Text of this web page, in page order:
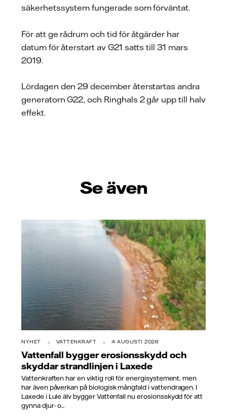
säkerhetssystem fungerade som förväntat.
För att ge rådrum och tid för åtgärder har
datum för återstart av G21 satts till 31 mars
2019.
Lördagen den 29 december återstartas andra
generatorn G22, och Ringhals 2 går upp till halv
effekt.
Se även
NYHET VATTENKRAFT 4 AUGUSTI 2026
Vattenfall bygger erosionsskydd och
skyddar strandlinjen i Laxede
Vattenkraften har en viktig roll för energisystement, men
har även påverkan på biologisk mångfald i vattendragen. I
Laxede i Lule älv bygger Vattenfall nu erosionsskydd för att
gynna djur- o...